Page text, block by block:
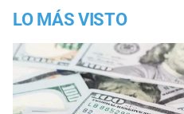
LO MÁS VISTO